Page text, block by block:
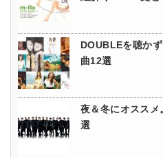
DOUBLEを聴か
曲12選
夜＆冬にオスス
選